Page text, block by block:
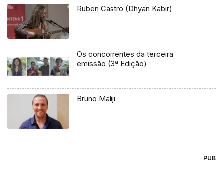
Ruben Castro (Dhyan Kabir)
Os concorrentes da terceira
emissão (3ª Edição)
Bruno Maliji
PUB